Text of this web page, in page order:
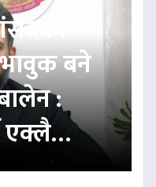
बने
:
एक्लै…